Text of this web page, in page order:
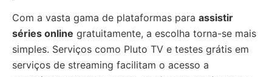
Com a vasta gama de plataformas para assistir
séries online gratuitamente, a escolha torna-se mais
simples. Serviços como Pluto TV e testes grátis em
serviços de streaming facilitam o acesso a